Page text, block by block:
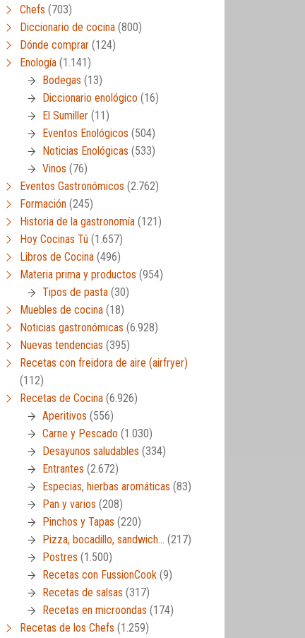
Chefs (703)
Diccionario de cocina (800)
Dónde comprar (124)
Enología (1.141)
Bodegas (13)
Diccionario enológico (16)
El Sumiller (11)
Eventos Enológicos (504)
Noticias Enológicas (533)
Vinos (76)
Eventos Gastronómicos (2.762)
Formación (245)
Historia de la gastronomía (121)
Hoy Cocinas Tú (1.657)
Libros de Cocina (496)
Materia prima y productos (954)
Tipos de pasta (30)
Muebles de cocina (18)
Noticias gastronómicas (6.928)
Nuevas tendencias (395)
Recetas con freidora de aire (airfryer)
(112)
Recetas de Cocina (6.926)
Aperitivos (556)
Carne y Pescado (1.030)
Desayunos saludables (334)
Entrantes (2.672)
Especias, hierbas aromáticas (83)
Pan y varios (208)
Pinchos y Tapas (220)
Pizza, bocadillo, sandwich… (217)
Postres (1.500)
Recetas con FussionCook (9)
Recetas de salsas (317)
Recetas en microondas (174)
Recetas de los Chefs (1.259)